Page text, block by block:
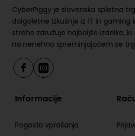
omogoča udobno uporabo tudi
Očala so združljiva z okvirjem
(naprodaj ločeno) za
TÜV Rheinland potrjuje varnost
Napredne tehnologije filtriranja
utrujenost vida tudi pri
Ultra širok zaslon in praktične
CyberPiggy je slovenska spletna
dolgoletne izkušnje iz IT in gaming
streho združuje najboljše izdelke,
na nenehno spreminjajočem se
Informacije
Pogosta vprašanja